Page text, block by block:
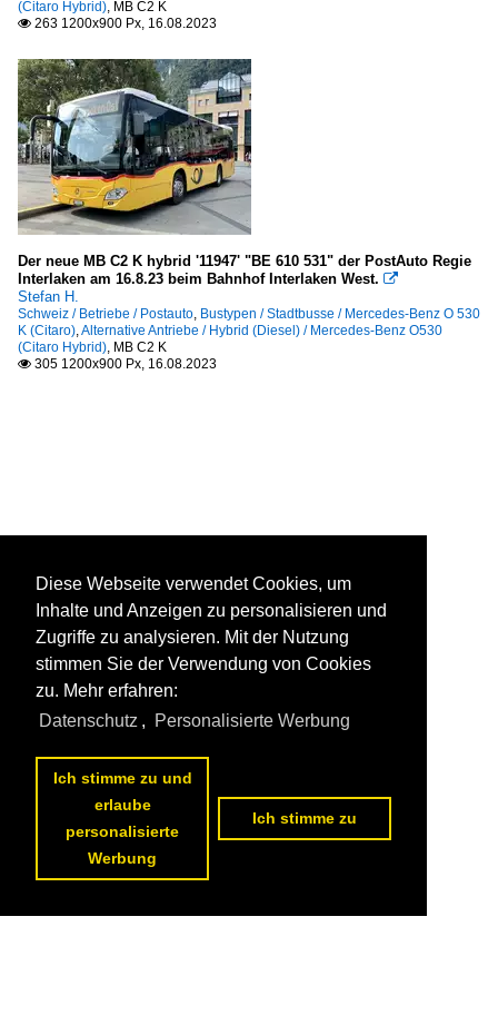
(Citaro Hybrid), MB C2 K
 263 1200x900 Px, 16.08.2023
Der neue MB C2 K hybrid '11947' "BE 610 531" der PostAuto Regie
Interlaken am 16.8.23 beim Bahnhof Interlaken West. 
Stefan H.
Schweiz / Betriebe / Postauto, Bustypen / Stadtbusse / Mercedes-Benz O 530
K (Citaro),Alternative Antriebe / Hybrid (Diesel) / Mercedes-Benz O530
(Citaro Hybrid), MB C2 K
 305 1200x900 Px, 16.08.2023
Diese Webseite verwendet Cookies, um
Inhalte und Anzeigen zu personalisieren und
Zugriffe zu analysieren. Mit der Nutzung
stimmen Sie der Verwendung von Cookies
zu. Mehr erfahren:
Datenschutz , Personalisierte Werbung
Ich stimme zu und
erlaube
personalisierte
Werbung
Ich stimme zu